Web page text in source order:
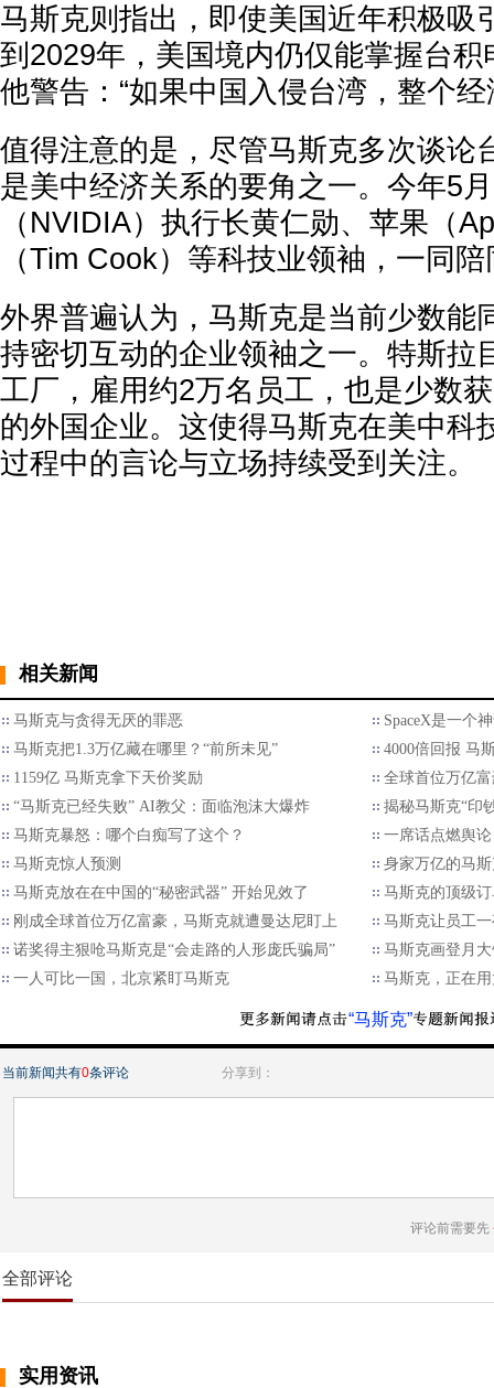
马斯克则指出，即使美国近年积极吸
到2029年，美国境内仍仅能掌握台
他警告：“如果中国入侵台湾，整个经
值得注意的是，尽管马斯克多次谈论
是美中经济关系的要角之一。今年5
（NVIDIA）执行长黄仁勋、苹果（
（Tim Cook）等科技业领袖，一同
外界普遍认为，马斯克是当前少数能
持密切互动的企业领袖之一。特斯拉
工厂，雇用约2万名员工，也是少数
的外国企业。这使得马斯克在美中科
过程中的言论与立场持续受到关注。
相关新闻
马斯克与贪得无厌的罪恶
SpaceX是一个
马斯克把1.3万亿藏在哪里？“前所未见”
4000倍回报 马
1159亿 马斯克拿下天价奖励
全球首位万亿
“马斯克已经失败” AI教父：面临泡沫大爆炸
揭秘马斯克“印
马斯克暴怒：哪个白痴写了这个？
一席话点燃舆
马斯克惊人预测
身家万亿的马
马斯克放在在中国的“秘密武器” 开始见效了
马斯克的顶级
刚成全球首位万亿富豪，马斯克就遭曼达尼盯上
马斯克让员工
诺奖得主狠呛马斯克是“会走路的人形庞氏骗局”
马斯克画登月大
一人可比一国，北京紧盯马斯克
马斯克，正在
“马斯克”
当前新闻共有0条评论 分享到：
评论前需要先
全部评论
实用资讯